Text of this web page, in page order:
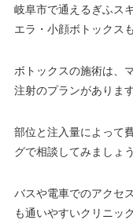
岐阜市で通えるぎふス
エラ・小顔ボトックス
ボトックスの施術は、
注射のプランがあります
部位と注入量によって
グで相談してみましょう
バスや電車でのアクセ
も通いやすいクリニッ